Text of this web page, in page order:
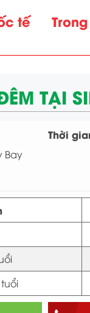
tế
TẠI
Thời
Bay